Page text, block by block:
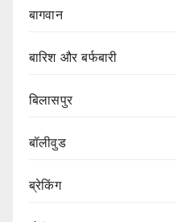
बागवान
बारिश और बर्फबारी
बिलासपुर
बॉलीवुड
ब्रेकिंग